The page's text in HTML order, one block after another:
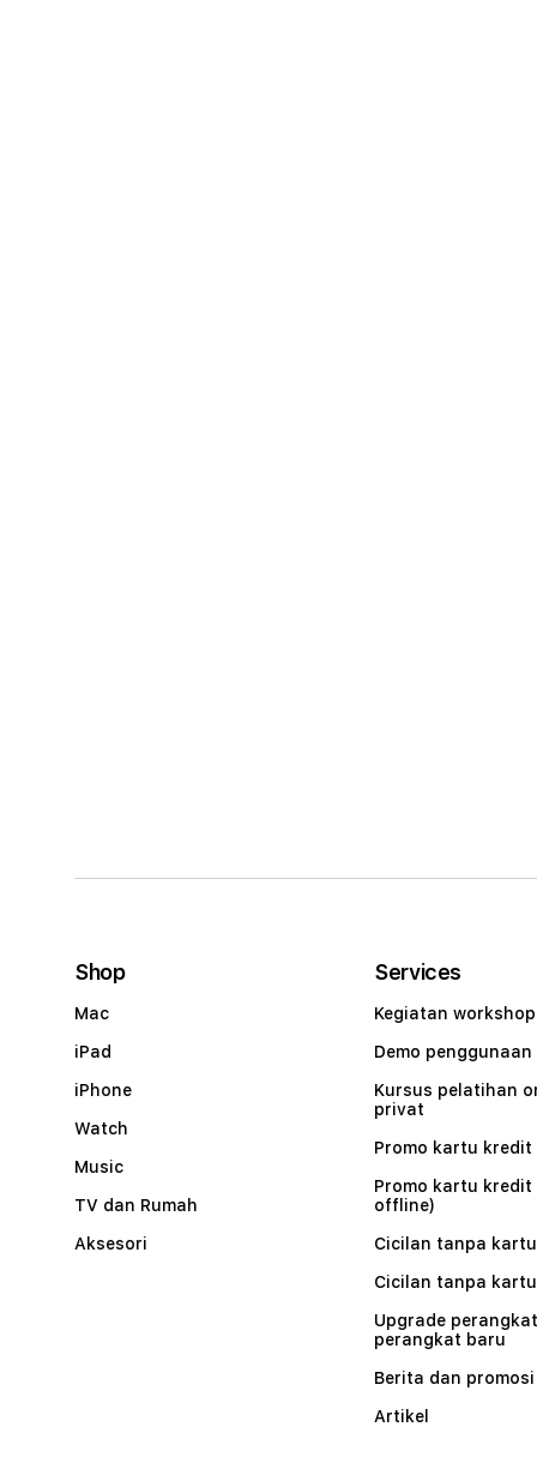
Shop
Mac
iPad
iPhone
Watch
Music
TV dan Rumah
Aksesori
Services
Kegiatan workshop
Demo penggunaan
Kursus pelatihan
privat
Promo kartu kredit
Promo kartu kredit
offline)
Cicilan tanpa
Cicilan tanpa
Upgrade
perangkat baru
Berita dan promosi
Artikel